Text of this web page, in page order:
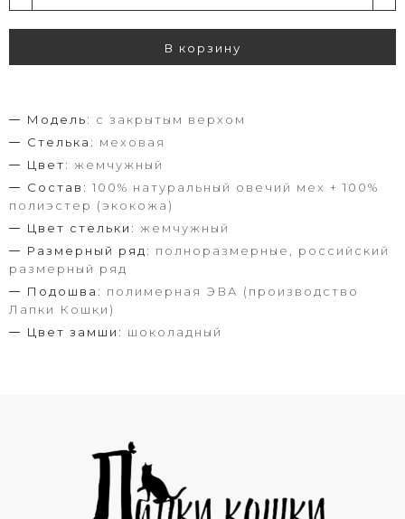
В корзину
Модель: с закрытым верхом
Стелька: меховая
Цвет: жемчужный
Состав: 100% натуральный овечий мех + 100%
полиэстер (экокожа)
Цвет стельки: жемчужный
Размерный ряд: полноразмерные, российский
размерный ряд
Подошва: полимерная ЭВА (производство
Лапки Кошки)
Цвет замши: шоколадный